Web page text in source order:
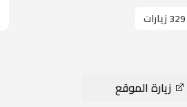
329 زيارات
زيارة الموقع